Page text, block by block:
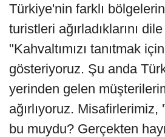
Türkiye'nin farklı
turistleri ağırladıklarını
"Kahvaltımızı tanıtmak
gösteriyoruz. Şu anda
yerinden gelen
ağırlıyoruz. Misafirlerimiz,
bu muydu? Gerçekten